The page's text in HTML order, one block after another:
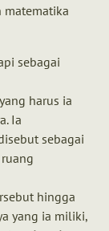
matematika
sebagai
harus ia
Ia
sebagai
hingga
yang ia miliki,